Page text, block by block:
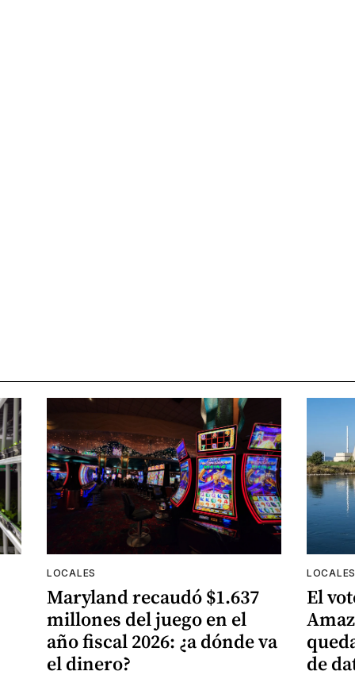
LOCALES
Maryland recaudó $1.637
millones del juego en el
año fiscal 2026: ¿a dónde va
el dinero?
LOCALES
El
de